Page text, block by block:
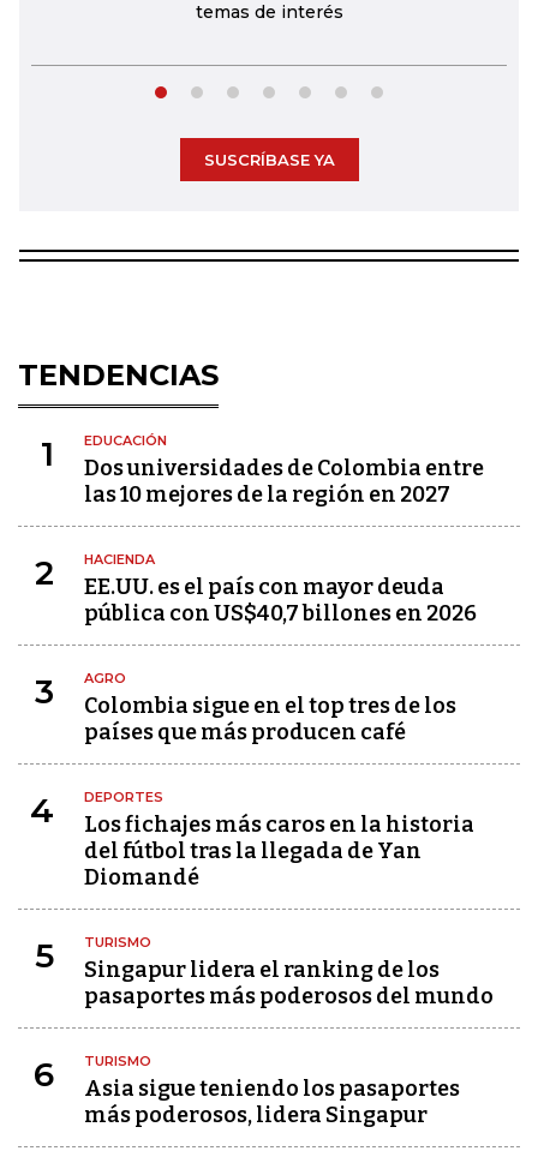
temas de interés
SUSCRÍBASE YA
TENDENCIAS
1 EDUCACIÓN
Dos universidades de Colombia entre
las 10 mejores de la región en 2027
2 HACIENDA
EE.UU. es el país con mayor deuda
pública con US$40,7 billones en 2026
3 AGRO
Colombia sigue en el top tres de los
países que más producen café
4 DEPORTES
Los fichajes más caros en la historia
del fútbol tras la llegada de Yan
Diomandé
5 TURISMO
Singapur lidera el ranking de los
pasaportes más poderosos del mundo
6 TURISMO
Asia sigue teniendo los pasaportes
más poderosos, lidera Singapur